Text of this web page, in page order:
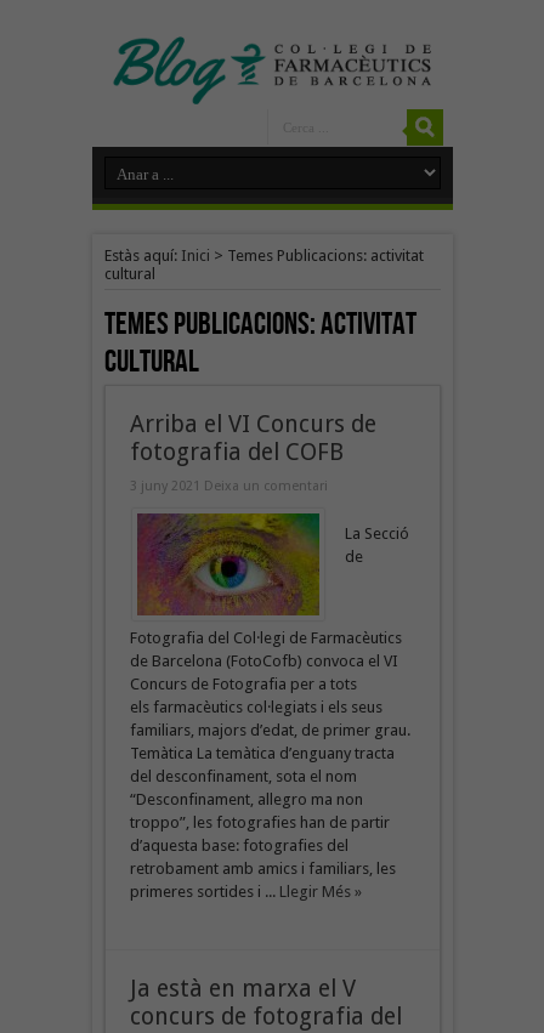
Estàs aquí: Inici > Temes Publicacions: activitat
cultural
Temes Publicacions:activitat
cultural
Arriba el VI Concurs de
fotografia del COFB
3 juny 2021 Deixa un comentari
La Secció
de
Fotografia del Col·legi de Farmacèutics
de Barcelona (FotoCofb) convoca el VI
Concurs de Fotografia per a tots
els farmacèutics col·legiats i els seus
familiars, majors d’edat, de primer grau.
Temàtica La temàtica d’enguany tracta
del desconfinament, sota el nom
“Desconfinament, allegro ma non
troppo”, les fotografies han de partir
d’aquesta base: fotografies del
retrobament amb amics i familiars, les
primeres sortides i ... Llegir Més »
Ja està en marxa el V
concurs de fotografia del